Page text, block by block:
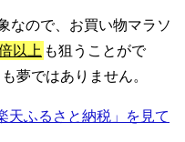
なので、お買い物マラソ
以上 も狙うことがで
夢ではありません。
天ふるさと納税」を見て